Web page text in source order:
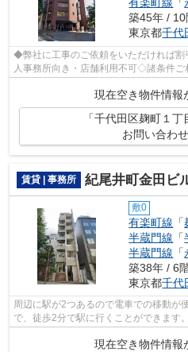
築45年 / 10
東京都千代
◆弊社に工事のご依頼をいただければ
人事務所向き・店舗利用不可◇諸条件
件のご提案が可能です◇お気軽にお問い
現在空き物件情報
「千代田区麹町１
お問い合わ
賃貸 | 事務所 紀尾井町金田ビ
敷0
有楽町線 「
半蔵門線 「
半蔵門線 「
築38年 / 6
東京都千代
周辺に駅が2つあるので電車での移動が
で、徒歩2分で駅に行くことができます
現在空き物件情報